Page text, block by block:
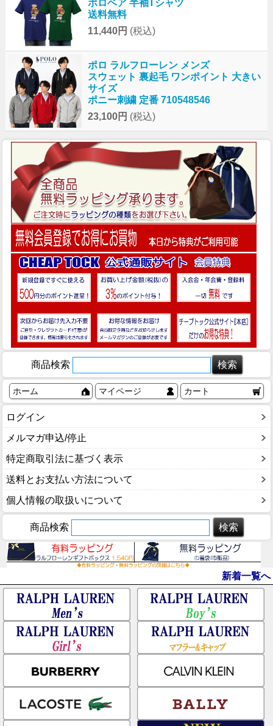
ポロベア 半袖Tシャツ
送料無料
11,440円 (税込)
ポロ ラルフローレン メンズ
スウェット 裏起毛 ワンポイント 大きい
サイズ
ポニー刺繍 定番 710548546
23,100円 (税込)
商品検索
ホーム マイページ カート
ログイン
メルマガ申込/停止
特定商取引法に基づく表示
送料とお支払い方法について
個人情報の取扱いについて
商品検索
新着一覧へ